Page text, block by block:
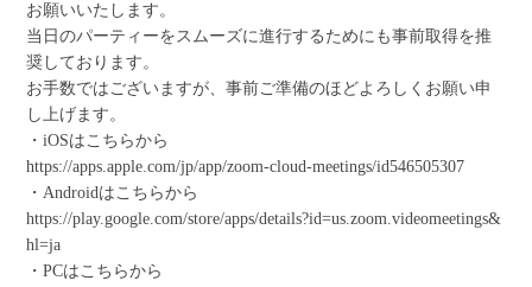
お願いいたします。
当日のパーティーをスムーズに進行するためにも事前取得を推
奨しております。
お手数ではございますが、事前ご準備のほどよろしくお願い申
し上げます。
・iOSはこちらから
https://apps.apple.com/jp/app/zoom-cloud-meetings/id546505307
・Androidはこちらから
https://play.google.com/store/apps/details?id=us.zoom.videomeetings&
hl=ja
・PCはこちらから